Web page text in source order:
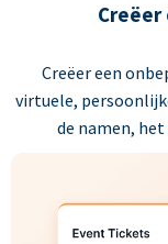
Creëer een
virtuele,
de namen,